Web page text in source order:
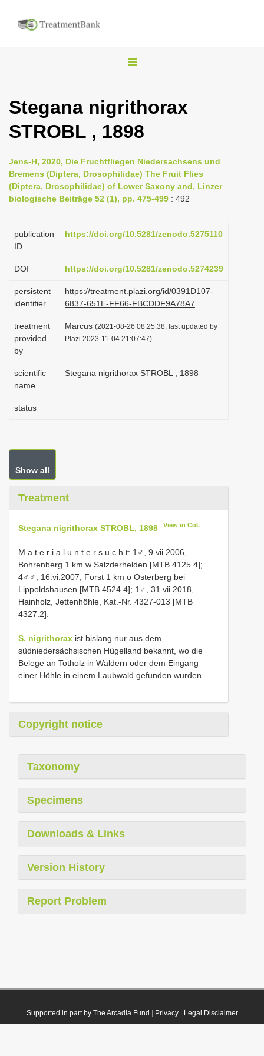
T
g
l
n
a
g
o
n
Stegana nigrithorax
STROBL , 1898
Jens-H, 2020, Die Fruchtfliegen Niedersachsens und
Bremens (Diptera, Drosophilidae) The Fruit Flies
(Diptera, Drosophilidae) of Lower Saxony and, Linzer
biologische Beiträge 52 (1), pp. 475-499 : 492
publication
ID
https://doi.org/10.5281/zenodo.5275110
DOI https://doi.org/10.5281/zenodo.5274239
persistent
identifier
https://treatment.plazi.org/id/0391D107-
6837-651E-FF66-FBCDDF9A78A7
treatment
provided
by
Marcus (2021-08-26 08:25:38, last updated by
Plazi 2023-11-04 21:07:47)
scientific
name
Stegana nigrithorax STROBL , 1898
status
Show all
Treatment
Stegana nigrithorax STROBL, 1898 View in CoL
M a t e r i a l u n t e r s u c h t: 1♂, 9.vii.2006,
Bohrenberg 1 km w Salzderhelden [MTB 4125.4];
4♂♂, 16.vi.2007, Forst 1 km ö Osterberg bei
Lippoldshausen [MTB 4524.4]; 1♂, 31.vii.2018,
Hainholz, Jettenhöhle, Kat.-Nr. 4327-013 [MTB
4327.2].
S. nigrithorax ist bislang nur aus dem
südniedersächsischen Hügelland bekannt, wo die
Belege an Totholz in Wäldern oder dem Eingang
einer Höhle in einem Laubwald gefunden wurden.
Copyright notice
Taxonomy
Specimens
Downloads & Links
Version History
Report Problem
Supported in part by The Arcadia Fund Privacy| Legal Disclaimer